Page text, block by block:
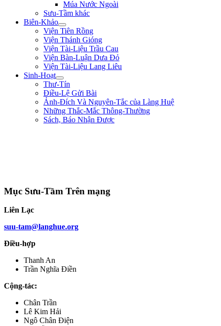
Múa Nước Ngoài
Sưu-Tầm khác
Biên-Khảo
Viện Tiên Rồng
Viện Thánh Gióng
Viện Tài-Liệu Trầu Cau
Viện Bàn-Luận Dưa Đỏ
Viện Tài-Liệu Lang Liêu
Sinh-Hoạt
Thư-Tín
Điều-Lệ Gửi Bài
Ảnh-Đích Và Nguyên-Tắc của Làng Huệ
Những Thắc-Mắc Thông-Thường
Sách, Báo Nhận Được
Mục Sưu-Tầm Trên mạng
Liên Lạc
suu-tam@langhue.org
Điều-hợp
Thanh An
Trần Nghĩa Điền
Cộng-tác:
Chân Trần
Lê Kim Hải
Ngô Chân Điện